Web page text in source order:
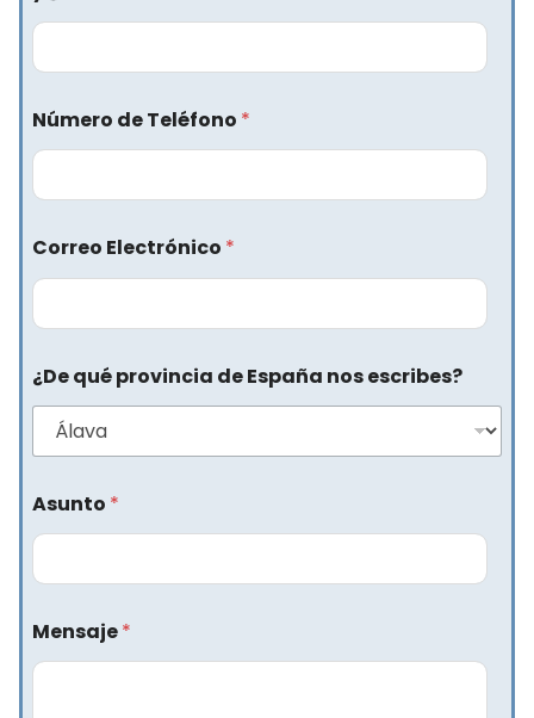
Número de Teléfono *
Correo Electrónico *
¿De qué provincia de España nos escribes?
Asunto *
Mensaje*